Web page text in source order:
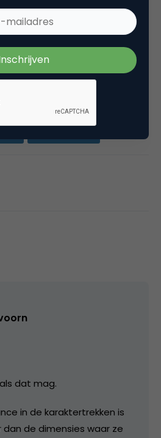
jezelf steeds verder kan
vrijheid en uitdaging krijgt.
dat mag.
in de karaktertrekken is
de dimensies waar ze